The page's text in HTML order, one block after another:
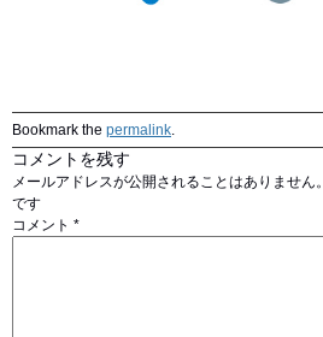
Bookmark the permalink.
コメントを残す
メールアドレスが公開されることはありません。
です
コメント *